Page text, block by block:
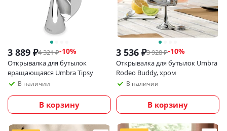
3 889 ₽4 321₽-10%
Открывалка для бутылок
вращающаяся Umbra Tipsy
В наличии
В корзину
3 536 ₽3 928₽-10%
Открывалка для бутылок Umbra
Rodeo Buddy, хром
В наличии
В корзину